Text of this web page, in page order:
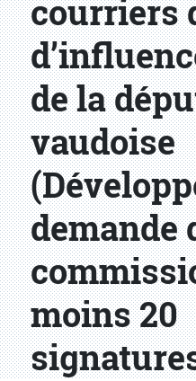
courriers
de la
vaudoise
demande
moins 20